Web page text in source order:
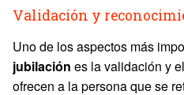
Validación y
Uno de los aspectos más
jubilación es la validación y
ofrecen a la persona que se